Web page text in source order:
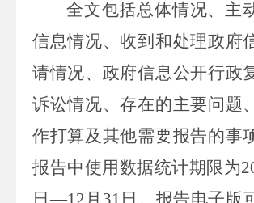
全文包括总体情况、主
信息情况、收到和处理政府
请情况、政府信息公开行政
诉讼情况、存在的主要问题
作打算及其他需要报告的事
报告中使用数据统计期限为
日—12月 31 日。报告电子版